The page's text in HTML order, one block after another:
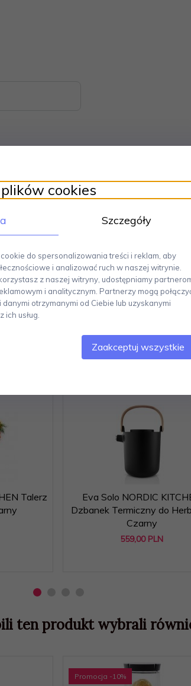
do skandynawskiego stylu życia.
do życia. Seria Nordic Kitchen jest
Można myć w zmywarce.
sygnowane tą marką cechuje estetyczny
tych XX wieku. Produkty Eva Solo to duński
charakterystyczne produktów w kolekcji.
Talerz
Eva Solo NORDIC
Dzbanek Termiczny do
Czarny
559,00 PLN
ten produkt wybrali
Promocja -10%
cookies
Szczegóły
do spersonalizowania treści i reklam, aby
i analizować ruch w naszej witrynie.
z naszej witryny, udostępniamy
i analitycznym. Partnerzy mogą
otrzymanymi od Ciebie lub uzyskanymi
usług.
Zaakceptuj wszystkie